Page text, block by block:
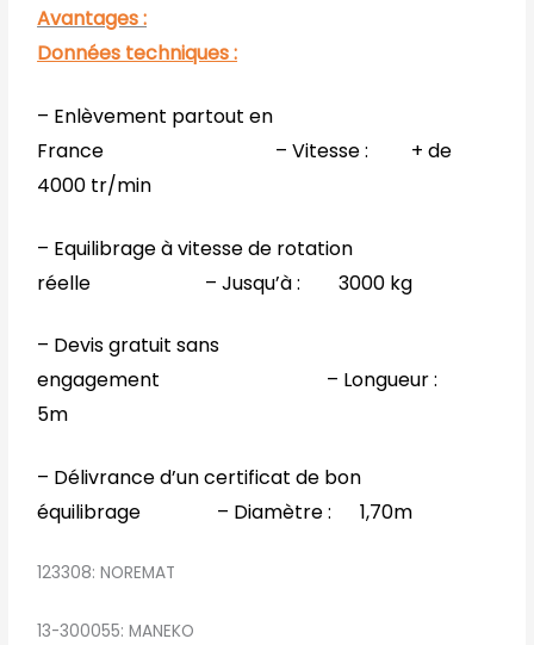
Avantages :
Données techniques :
– Enlèvement partout en
France – Vitesse : + de
4000 tr/min
– Equilibrage à vitesse de rotation
réelle – Jusqu’à : 3000 kg
– Devis gratuit sans
engagement – Longueur :
5m
– Délivrance d’un certificat de bon
équilibrage – Diamètre : 1,70m
123308: NOREMAT
13-300055: MANEKO